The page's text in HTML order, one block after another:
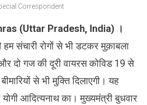
Correspondent
(Uttar Pradesh, India) ।
हम संचारी रोगों से भी डटकर मुक़ाबला
दो गज की दूरी वायरस कोविड 19 से
से भी मुक्ति दिलाएगी। यह
आदित्यनाथ का। मुख्यमंत्री बुधवार